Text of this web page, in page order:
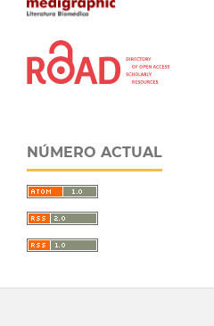
NÚMERO ACTUAL